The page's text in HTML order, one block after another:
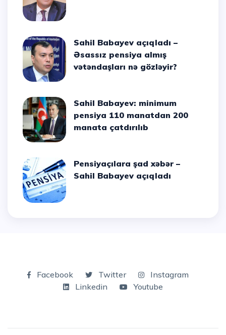
Sahil Babayev açıqladı –
Əsassız pensiya almış
vətəndaşları nə gözləyir?
Sahil Babayev: minimum
pensiya 110 manatdan 200
manata çatdırılıb
Pensiyaçılara şad xəbər –
Sahil Babayev açıqladı
Facebook Twitter
Instagram
Linkedin
Youtube